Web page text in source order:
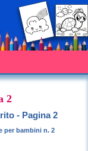
2
- Pagina 2
per bambini n. 2